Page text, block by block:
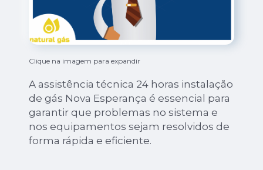
Clique na imagem para expandir
A assistência técnica 24 horas instalação
de gás Nova Esperança é essencial para
garantir que problemas no sistema e
nos equipamentos sejam resolvidos de
forma rápida e eficiente.